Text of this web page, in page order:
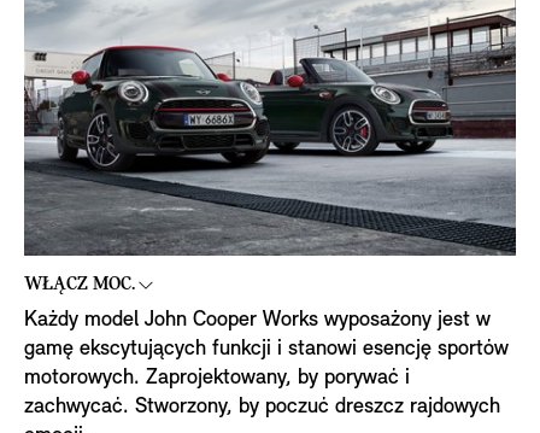
WŁĄCZ MOC.
Każdy model John Cooper Works wyposażony jest w
gamę ekscytujących funkcji i stanowi esencję sportów
motorowych. Zaprojektowany, by porywać i
zachwycać. Stworzony, by poczuć dreszcz rajdowych